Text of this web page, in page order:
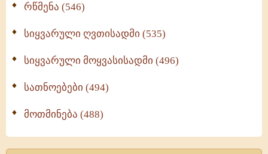
რწმენა (546)
სიყვარული ღვთისადმი (535)
სიყვარული მოყვასისადმი (496)
სათნოებები (494)
მოთმინება (488)